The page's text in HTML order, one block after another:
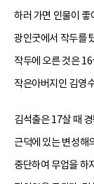
하러 가면 인물이
광인굿에서 작두를
작두에 오른 것은
작은아버지인 김영
김석출은 17살 때
근덕에 있는 변성해
중단하여 무업을 하